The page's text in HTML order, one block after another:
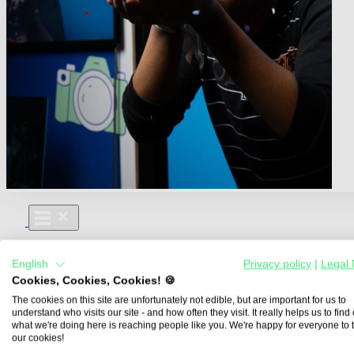
Aus- und Weiterbildungen
Für Lehre & Ausbildung
Media For You
Über Uns
English Privacy policy
Legal
Cookies, Cookies, Cookies! 🍪
The cookies on this site are unfortunately not edible, but are important for us to
understand who visits our site - and how often they visit. It really helps us to find
what we're doing here is reaching people like you. We're happy for everyone to
our cookies!